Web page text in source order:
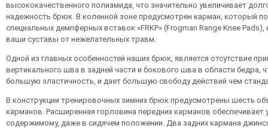
высококачественного полиамида, что значительно увеличивает
надежность брюк. В коленной зоне предусмотрен карман, который
специальных демпферных вставок «FRKP» (Frogman Range Knee
ваши суставы от нежелательных травм.
Одной из главных особенностей наших брюк, является отсутствие
вертикального шва в задней части и бокового шва в области бедра,
большую эластичность, и дает большую свободу действий чем
В конструкции тренировочных зимних брюк предусмотрены шесть
карманов. Расширенная горловина передних карманов обеспечивает
содержимому, даже в сидячем положении. Два задних кармана